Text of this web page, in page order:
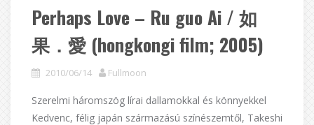
Perhaps Love – Ru guo Ai / 如
果．愛 (hongkongi film; 2005)
2010/06/14 Fullmoon
Szerelmi háromszög lírai dallamokkal és könnyekkel
Kedvenc, félig japán származású színészemtől, Takeshi